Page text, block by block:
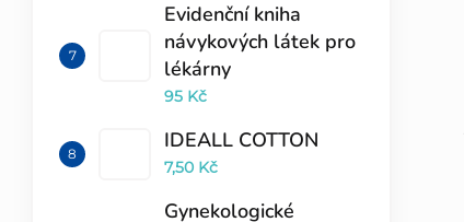
Evidenční kniha
návykových látek pro
lékárny
95 Kč
IDEALL COTTON
7,50 Kč
Gynekologické